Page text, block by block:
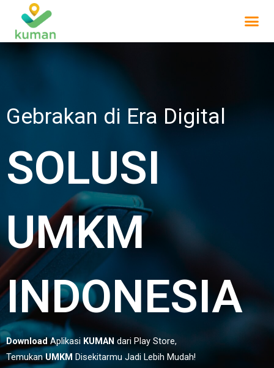
content
Gebrakan di Era Digital
SOLUSI
UMKM
INDONESIA
DownloadAplikasi KUMAN dari Play Store,
TemukanUMKM Disekitarmu Jadi Lebih Mudah!